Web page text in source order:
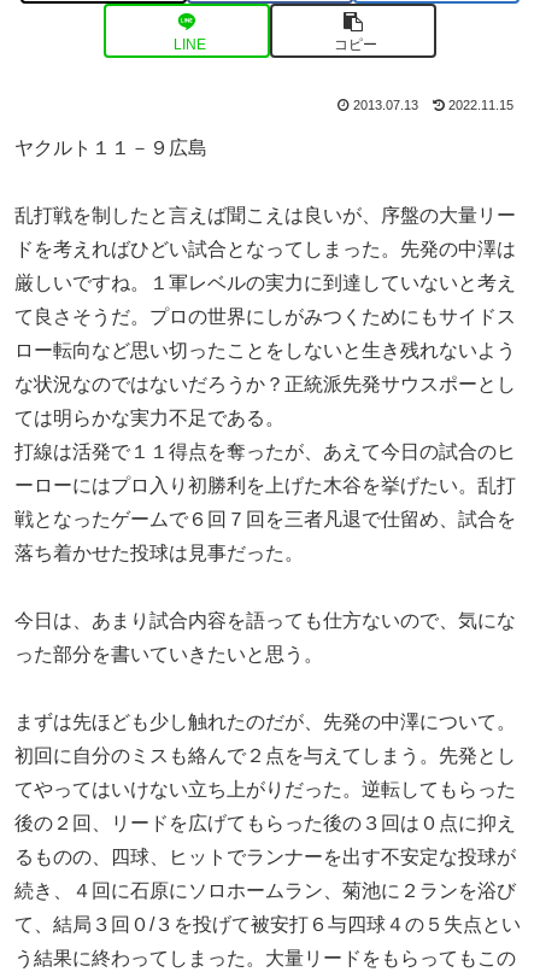
LINE コピー
2013.07.13 2022.11.15
ヤクルト１１－９広島
乱打戦を制したと言えば聞こえは良いが、序盤の大量リー
ドを考えればひどい試合となってしまった。先発の中澤は
厳しいですね。１軍レベルの実力に到達していないと考え
て良さそうだ。プロの世界にしがみつくためにもサイドス
ロー転向など思い切ったことをしないと生き残れないよう
な状況なのではないだろうか？正統派先発サウスポーとし
ては明らかな実力不足である。
打線は活発で１１得点を奪ったが、あえて今日の試合のヒ
ーローにはプロ入り初勝利を上げた木谷を挙げたい。乱打
戦となったゲームで６回７回を三者凡退で仕留め、試合を
落ち着かせた投球は見事だった。
今日は、あまり試合内容を語っても仕方ないので、気にな
った部分を書いていきたいと思う。
まずは先ほども少し触れたのだが、先発の中澤について。
初回に自分のミスも絡んで２点を与えてしまう。先発とし
てやってはいけない立ち上がりだった。逆転してもらった
後の２回、リードを広げてもらった後の３回は０点に抑え
るものの、四球、ヒットでランナーを出す不安定な投球が
続き、４回に石原にソロホームラン、菊池に２ランを浴び
て、結局３回０/３を投げて被安打６与四球４の５失点とい
う結果に終わってしまった。大量リードをもらってもこの